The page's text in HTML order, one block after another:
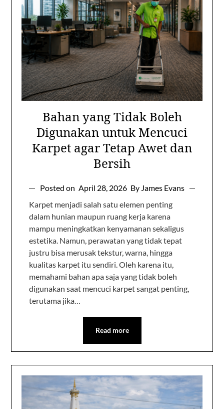
Bahan yang Tidak Boleh
Digunakan untuk Mencuci
Karpet agar Tetap Awet dan
Bersih
Posted on April 28, 2026 By James Evans
Karpet menjadi salah satu elemen penting
dalam hunian maupun ruang kerja karena
mampu meningkatkan kenyamanan sekaligus
estetika. Namun, perawatan yang tidak tepat
justru bisa merusak tekstur, warna, hingga
kualitas karpet itu sendiri. Oleh karena itu,
memahami bahan apa saja yang tidak boleh
digunakan saat mencuci karpet sangat penting,
terutama jika…
Read more